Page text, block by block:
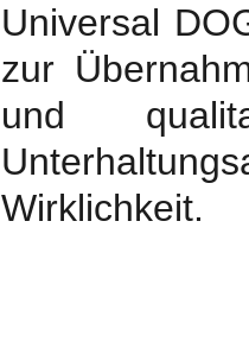
Universal
zur
und
Wirklichkeit.